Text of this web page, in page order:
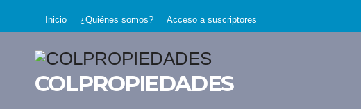
al
contenido
Inicio ¿Quiénes somos? Acceso a suscriptores
COLPROPIEDADES